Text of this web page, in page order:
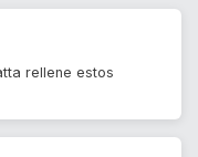
rellene estos